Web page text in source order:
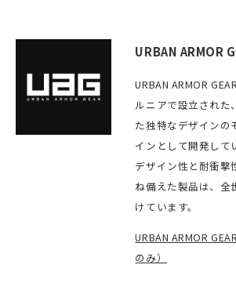
URBAN ARMOR
URBAN ARMOR
ルニアで設立された
た独特なデザインの
インとして開発して
デザイン性と耐衝撃
ね備えた製品は、全
けています。
URBAN ARMOR
のみ）